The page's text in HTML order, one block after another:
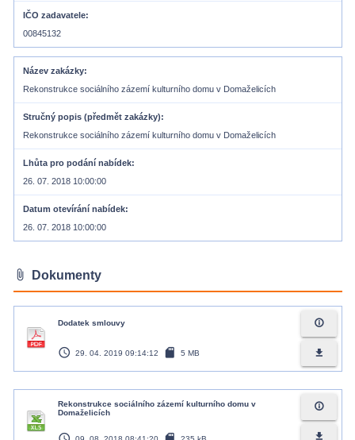
IČO zadavatele
00845132
Název zakázky
Rekonstrukce sociálního zázemí kulturního domu v Domaželicích
Stručný popis (předmět zakázky)
Rekonstrukce sociálního zázemí kulturního domu v Domaželicích
Lhůta pro podání nabídek
26. 07. 2018 10:00:00
Datum otevírání nabídek
26. 07. 2018 10:00:00
attach_file Dokumenty
Dodatek smlouvy
access_time 29. 04. 2019 09:14:12 sd_card 5 MB
info_outline
file_download
Rekonstrukce sociálního zázemí kulturního domu v
Domaželicích
info_outline
file_download